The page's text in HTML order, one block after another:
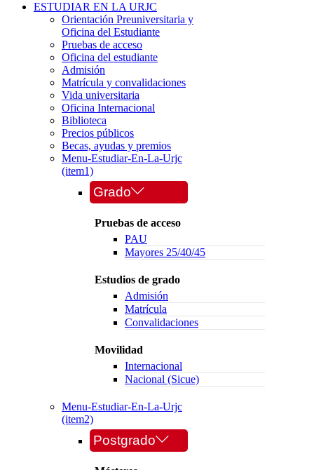
ESTUDIAR EN LA URJC
Orientación Preuniversitaria y
Oficina del Estudiante
Pruebas de acceso
Oficina del estudiante
Admisión
Matrícula y convalidaciones
Vida universitaria
Oficina Internacional
Biblioteca
Precios públicos
Becas, ayudas y premios
Menu-Estudiar-En-La-Urjc
(item1)
Grado
Pruebas de acceso
PAU
Mayores 25/40/45
Estudios de grado
Admisión
Matrícula
Convalidaciones
Movilidad
Internacional
Nacional (Sicue)
Menu-Estudiar-En-La-Urjc
(item2)
Postgrado